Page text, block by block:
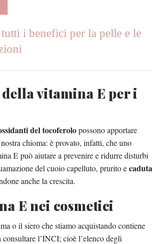
i benefici per la pelle e le
vitamina E per i
del tocoferolopossono apportare
chioma: è provato, infatti, che uno
E può aiutare a prevenire e ridurre disturbi
del cuoio capelluto, prurito ecaduta
anche la crescita.
E nei cosmetici
o il siero che stiamo acquistando contiene
l’INCI; cioè l’elenco degli